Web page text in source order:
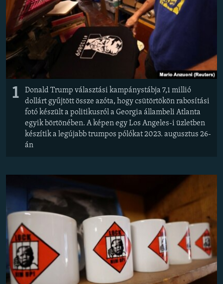
EURÓPAI UNIÓ
VILÁG
KLÍMAVÁLTOZÁS
KÖVESSEN MINKET!
Valamennyi RFE/RL weboldal
1
Donald Trump választási kampánystábja 7,1 millió
dollárt gyűjtött össze azóta, hogy csütörtökön rabosítási
fotó készült a politikusról a Georgia állambeli Atlanta
egyik börtönében. A képen egy Los Angeles-i üzletben
készítik a legújabb trumpos pólókat 2023. augusztus 26-
án